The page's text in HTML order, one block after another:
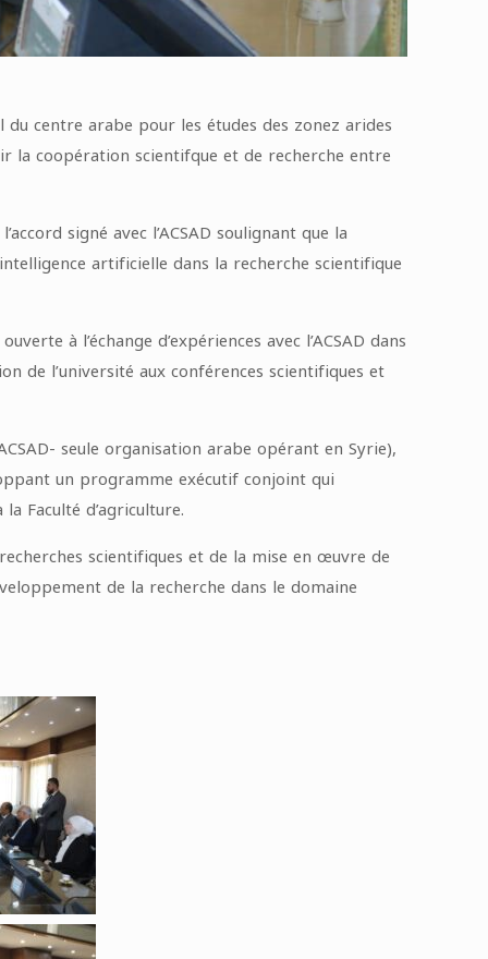
centre arabe pour les études des zonez arides
la coopération scientifque et de recherche entre
signé avec l’ACSAD soulignant que la
artificielle dans la recherche scientifique
à l’échange d’expériences avec l’ACSAD dans
de l’université aux conférences scientifiques et
seule organisation arabe opérant en Syrie),
un programme exécutif conjoint qui
Faculté d’agriculture.
scientifiques et de la mise en œuvre de
de la recherche dans le domaine